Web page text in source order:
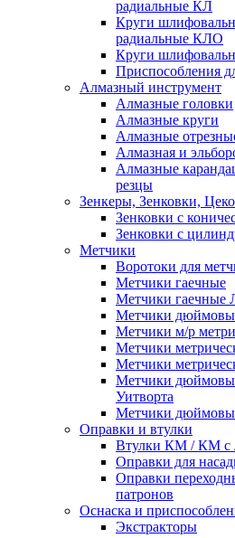
радиальные КЛ
Круги
радиальные КЛО
Круги
Приспособления
Алмазный инструмент
Алмазные головки
Алмазные круги
Алмазные
Алмазная и
Алмазные
резцы
Зенкеры, Зенковки,
Зенковки с
Зенковки с
Метчики
Воротоки для
Метчики гаечные
Метчики
Метчики
Метчики м/р
Метчики
Метчики
Метчики
Уитворта
Метчики
Оправки и втулки
Втулки КМ / КМ с
Оправки для
Оправки
патронов
Оснаска и
Экстракторы